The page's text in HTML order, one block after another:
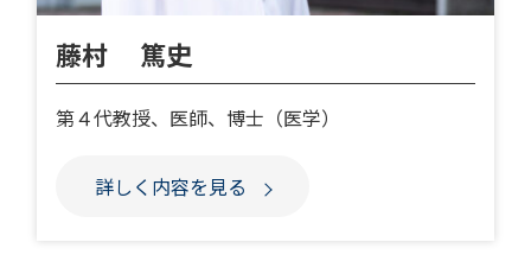
藤村 篤史
第４代教授、医師、博士（医学）
詳しく内容を見る